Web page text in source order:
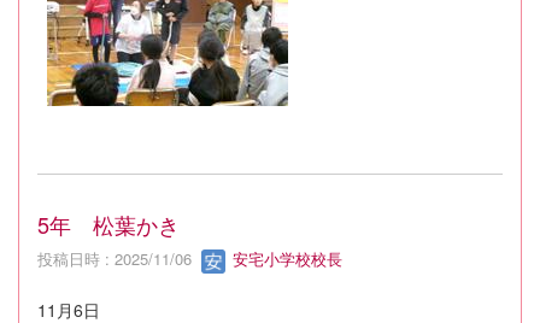
5年 松葉かき
投稿日時 : 2025/11/06 安宅小学校校長
11月6日